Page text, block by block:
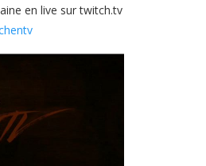
en live sur twitch.tv